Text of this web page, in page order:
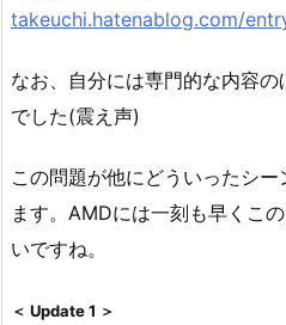
takeuchi.hatenablog.com/
なお、自分には専門的な内容
でした(震え声)
この問題が他にどういったシ
ます。AMDには一刻も早くこ
いですね。
＜ Update 1 ＞